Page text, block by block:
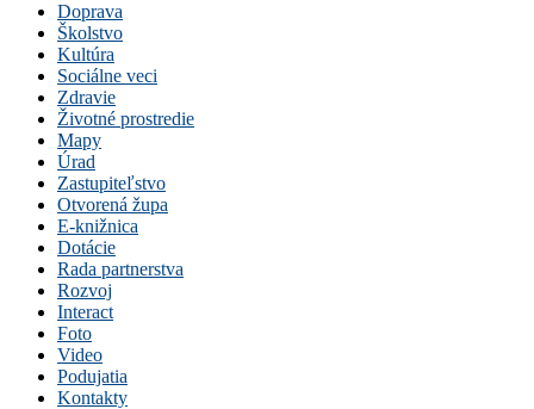
Doprava
Školstvo
Kultúra
Sociálne veci
Zdravie
Životné prostredie
Mapy
Úrad
Zastupiteľstvo
Otvorená župa
E-knižnica
Dotácie
Rada partnerstva
Rozvoj
Interact
Foto
Video
Podujatia
Kontakty